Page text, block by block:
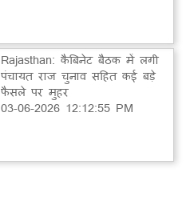
Rajasthan: कैबिनेट बैठक में लगी
पंचायत राज चुनाव सहित कई बड़े
फैसले पर मुहर
03-06-2026 12:12:55 PM